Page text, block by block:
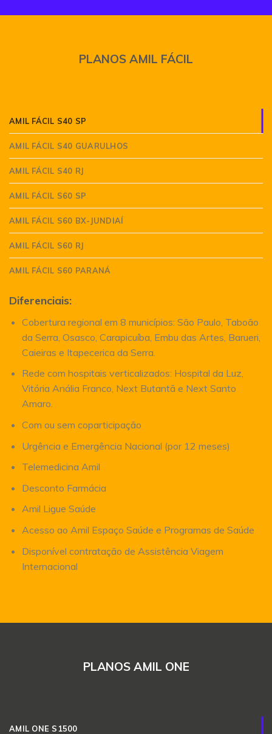
PLANOS AMIL FÁCIL
AMIL FÁCIL S40 SP
AMIL FÁCIL S40 GUARULHOS
AMIL FÁCIL S40 RJ
AMIL FÁCIL S60 SP
AMIL FÁCIL S60 BX-JUNDIAÍ
AMIL FÁCIL S60 RJ
AMIL FÁCIL S60 PARANÁ
Diferenciais:
Cobertura regional em 8 municípios: São Paulo, Taboão
da Serra, Osasco, Carapicuíba, Embu das Artes, Barueri,
Caieiras e Itapecerica da Serra.
Rede com hospitais verticalizados: Hospital da Luz,
Vitória Anália Franco, Next Butantã e Next Santo
Amaro.
Com ou sem coparticipação
Urgência e Emergência Nacional (por 12 meses)
Telemedicina Amil
Desconto Farmácia
Amil Ligue Saúde
Acesso ao Amil Espaço Saúde e Programas de Saúde
Disponível contratação de Assistência Viagem
Internacional
PLANOS AMIL ONE
AMIL ONE S1500